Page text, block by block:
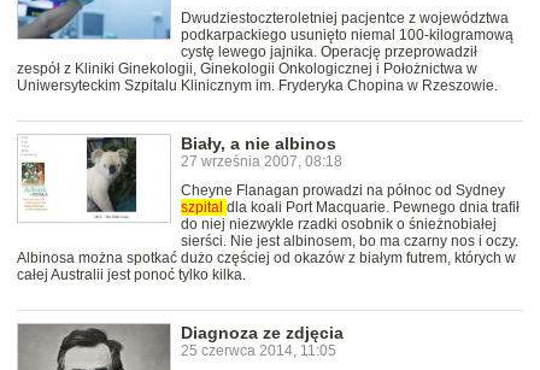
Dwudziestoczteroletniej pacjentce z województwa
podkarpackiego usunięto niemal 100-kilogramową
cystę lewego jajnika. Operację przeprowadził
zespół z Kliniki Ginekologii, Ginekologii Onkologicznej i Położnictwa w
Uniwersyteckim Szpitalu Klinicznym im. Fryderyka Chopina w Rzeszowie.
Biały, a nie albinos
27 września 2007, 08:18
Cheyne Flanagan prowadzi na północ od Sydney
szpital dla koali Port Macquarie. Pewnego dnia trafił
do niej niezwykle rzadki osobnik o śnieżnobiałej
sierści. Nie jest albinosem, bo ma czarny nos i oczy.
Albinosa można spotkać dużo częściej od okazów z białym futrem, których w
całej Australii jest ponoć tylko kilka.
Diagnoza ze zdjęcia
25 czerwca 2014, 11:05